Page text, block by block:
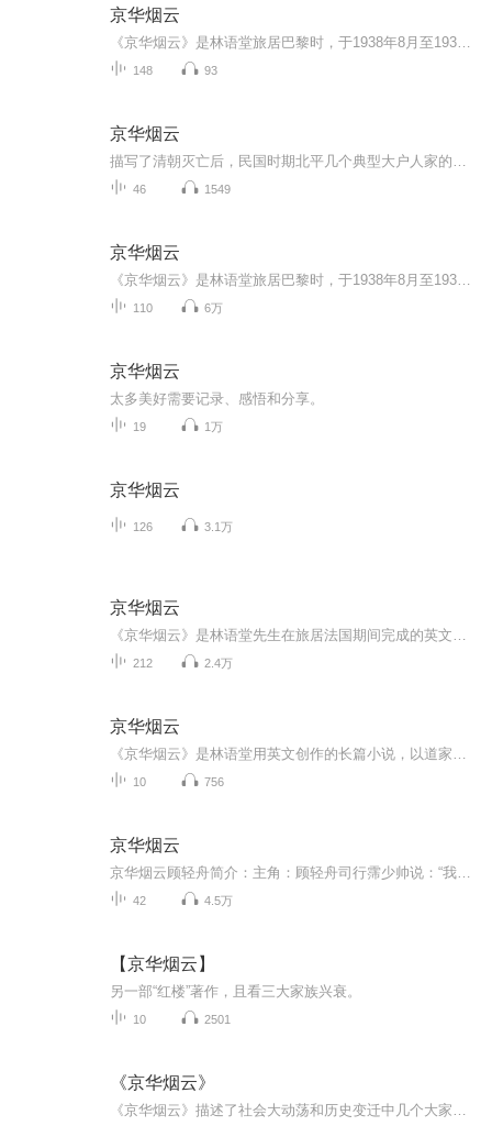
京华烟云
148 93
京华烟云
46 1549
京华烟云
110 6万
京华烟云
太多美好需要记录、感悟和分享。
19 1万
京华烟云
126 3.1万
京华烟云
212 2.4万
京华烟云
10 756
京华烟云
42 4.5万
【京华烟云】
另一部“红楼”著作，且看三大家族兴衰。
10 2501
《京华烟云》